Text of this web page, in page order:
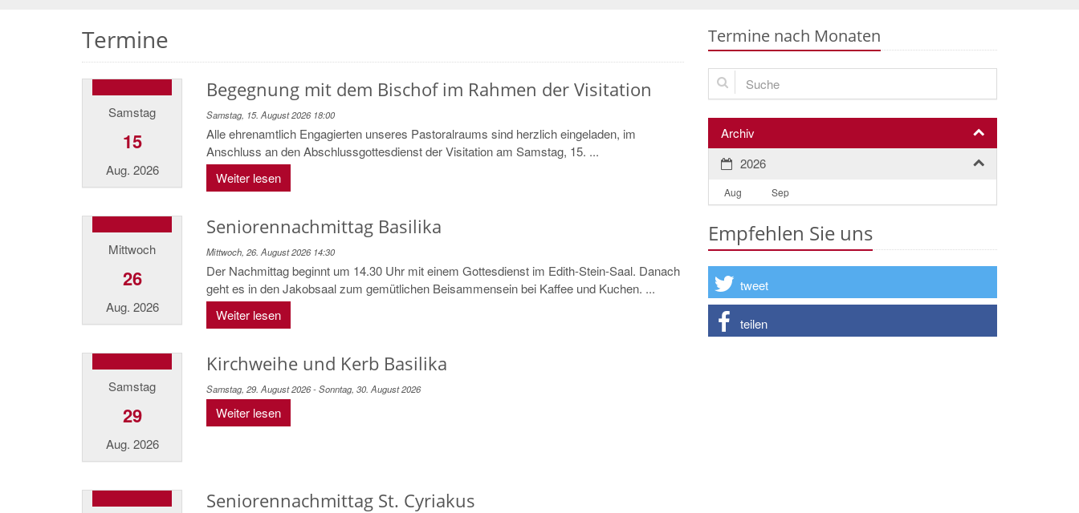
Termine
Samstag
15
Aug. 2026
Begegnung mit dem Bischof im Rahmen der Visitation
Samstag, 15. August 2026 18:00
Alle ehrenamtlich Engagierten unseres Pastoralraums sind herzlich eingeladen, im
Anschluss an den Abschlussgottesdienst der Visitation am Samstag, 15. ...
Weiter lesen
Mittwoch
26
Aug. 2026
Seniorennachmittag Basilika
Mittwoch, 26. August 2026 14:30
Der Nachmittag beginnt um 14.30 Uhr mit einem Gottesdienst im Edith-Stein-Saal. Danach
geht es in den Jakobsaal zum gemütlichen Beisammensein bei Kaffee und Kuchen. ...
Weiter lesen
Samstag
29
Aug. 2026
Kirchweihe und Kerb Basilika
Samstag, 29. August 2026 - Sonntag, 30. August 2026
Weiter lesen
Seniorennachmittag St. Cyriakus
Termine nach Monaten
Suche
Archiv
2026
Aug Sep
Empfehlen Sie uns
tweet
teilen